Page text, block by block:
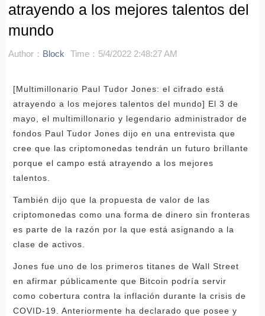
atrayendo a los mejores talentos del
mundo
Author： Block Time：5/4/2022 2:48:27 AM
[Multimillonario Paul Tudor Jones: el cifrado está
atrayendo a los mejores talentos del mundo] El 3 de
mayo, el multimillonario y legendario administrador de
fondos Paul Tudor Jones dijo en una entrevista que
cree que las criptomonedas tendrán un futuro brillante
porque el campo está atrayendo a los mejores
talentos.
También dijo que la propuesta de valor de las
criptomonedas como una forma de dinero sin fronteras
es parte de la razón por la que está asignando a la
clase de activos.
Jones fue uno de los primeros titanes de Wall Street
en afirmar públicamente que Bitcoin podría servir
como cobertura contra la inflación durante la crisis de
COVID-19. Anteriormente ha declarado que posee y